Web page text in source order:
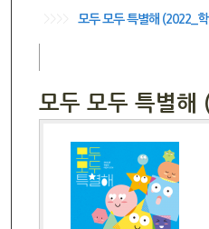
모두 모두 특별해 (2022_
모두 모두 특별해